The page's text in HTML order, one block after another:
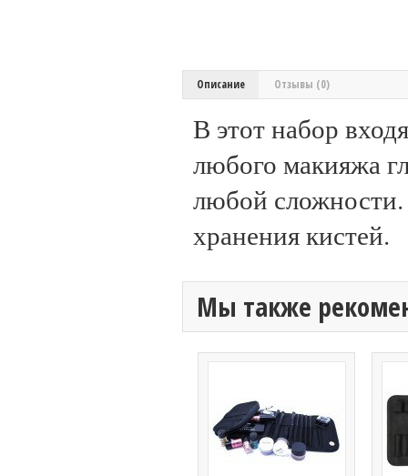
Описание Отзывы (0)
В этот набор
любого макияжа
любой сложности.
хранения кистей.
Мы также